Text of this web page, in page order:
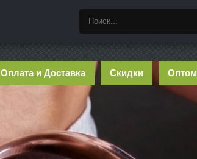
Оплата и Доставка Скидки Оптом